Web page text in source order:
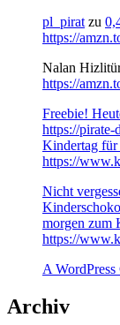
pl_pirat zu
https://
Nalan
https://
Freebie!
https://
Kindertag
https://
Nicht
morgen zum
https://
A
Archiv